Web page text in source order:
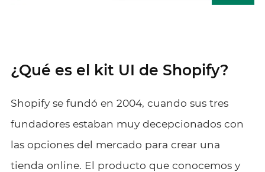
¿Qué es el kit UI de Shopify?
Shopify se fundó en 2004, cuando sus tres
fundadores estaban muy decepcionados con
las opciones del mercado para crear una
tienda online. El producto que conocemos y